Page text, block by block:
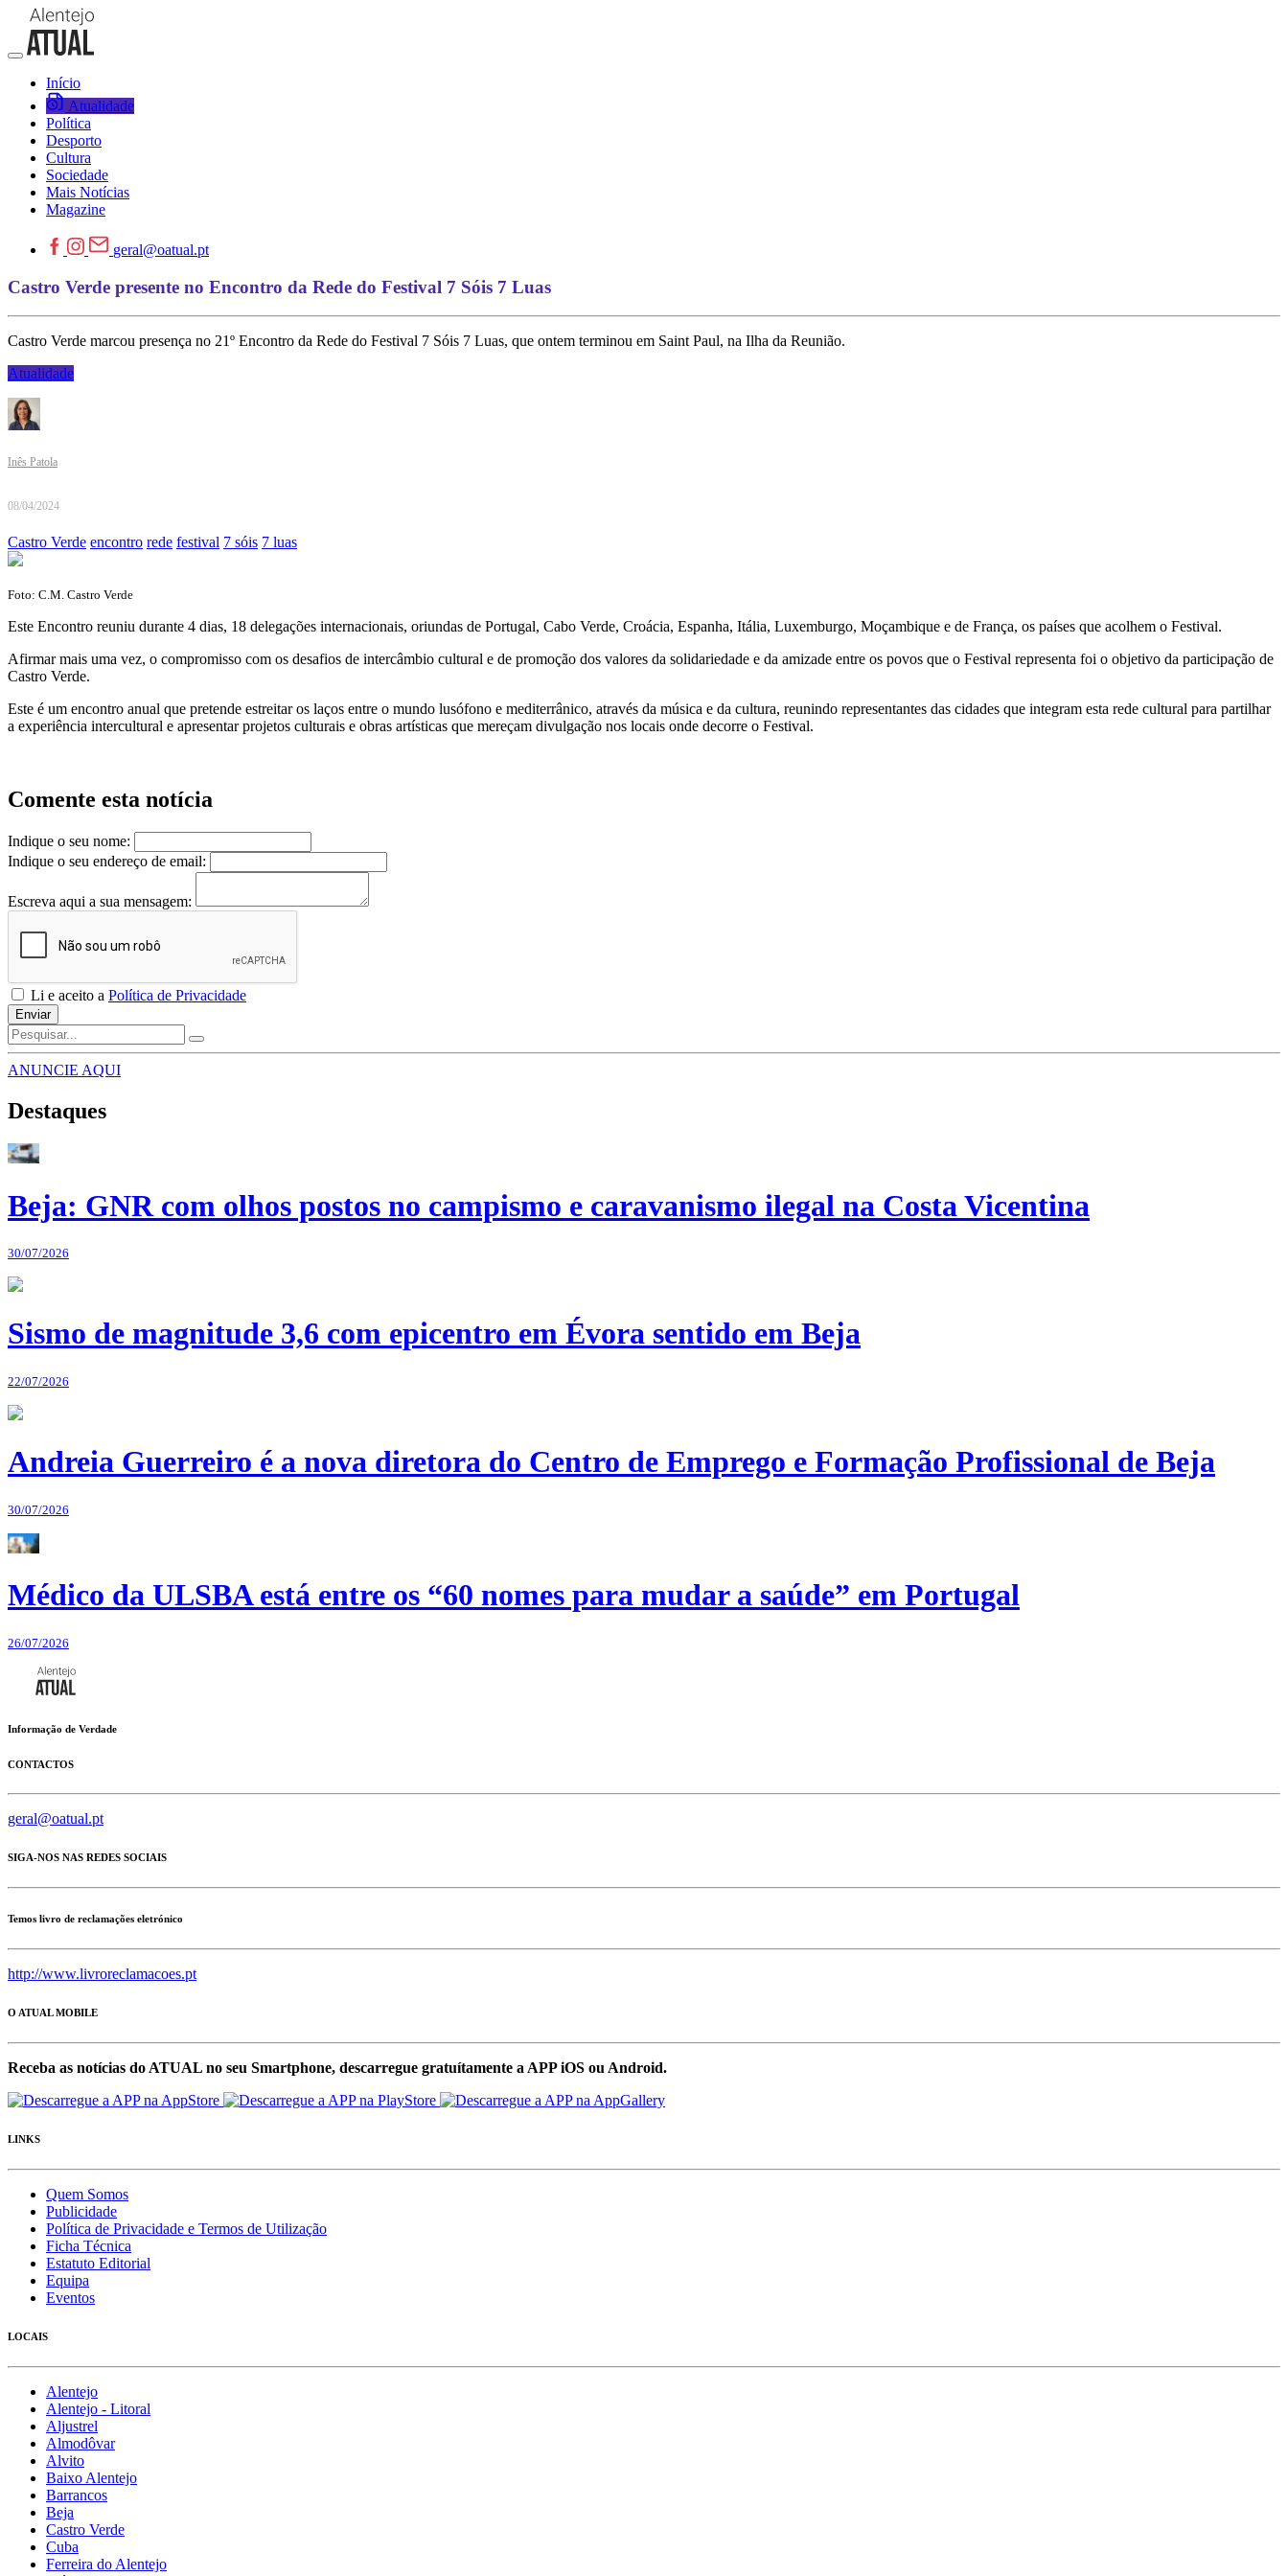
Início
Atualidade
Política
Desporto
Cultura
Sociedade
Mais Notícias
Magazine
geral@oatual.pt
Castro Verde presente no Encontro da Rede do Festival 7 Sóis 7 Luas
Castro Verde marcou presença no 21º Encontro da Rede do Festival 7 Sóis 7 Luas, que ontem terminou em Saint Paul, na Ilha da Reunião.
Atualidade
Inês Patola
08/04/2024
Castro Verde encontro rede festival 7 sóis 7 luas
Foto: C.M. Castro Verde
Este Encontro reuniu durante 4 dias, 18 delegações internacionais, oriundas de Portugal, Cabo Verde, Croácia, Espanha, Itália, Luxemburgo, Moçambique e de França, os países que acolhem o Festival.
Afirmar mais uma vez, o compromisso com os desafios de intercâmbio cultural e de promoção dos valores da solidariedade e da amizade entre os povos que o Festival representa foi o objetivo da participação de
Castro Verde.
Este é um encontro anual que pretende estreitar os laços entre o mundo lusófono e mediterrânico, através da música e da cultura, reunindo representantes das cidades que integram esta rede cultural para partilhar
a experiência intercultural e apresentar projetos culturais e obras artísticas que mereçam divulgação nos locais onde decorre o Festival.
Comente esta notícia
Indique o seu nome:
Indique o seu endereço de email:
Escreva aqui a sua mensagem:
Li e aceito a Política de Privacidade
Enviar
ANUNCIE AQUI
Destaques
Beja: GNR com olhos postos no campismo e caravanismo ilegal na Costa Vicentina
30/07/2026
Sismo de magnitude 3,6 com epicentro em Évora sentido em Beja
22/07/2026
Andreia Guerreiro é a nova diretora do Centro de Emprego e Formação Profissional de Beja
30/07/2026
Médico da ULSBA está entre os “60 nomes para mudar a saúde” em Portugal
26/07/2026
Informação de Verdade
CONTACTOS
geral@oatual.pt
SIGA-NOS NAS REDES SOCIAIS
Temos livro de reclamações eletrónico
http://www.livroreclamacoes.pt
O ATUAL MOBILE
Receba as notícias do ATUAL no seu Smartphone, descarregue gratuítamente a APP iOS ou Android.
LINKS
Quem Somos
Publicidade
Política de Privacidade e Termos de Utilização
Ficha Técnica
Estatuto Editorial
Equipa
Eventos
LOCAIS
Alentejo
Alentejo - Litoral
Aljustrel
Almodôvar
Alvito
Baixo Alentejo
Barrancos
Beja
Castro Verde
Cuba
Ferreira do Alentejo